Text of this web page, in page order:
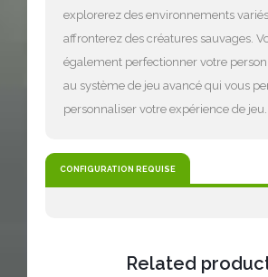
explorerez des environnements
affronterez des créatures sauvages.
également perfectionner votre
au système de jeu avancé qui vous
personnaliser votre expérience de jeu.
CONFIGURATION REQUISE
Related